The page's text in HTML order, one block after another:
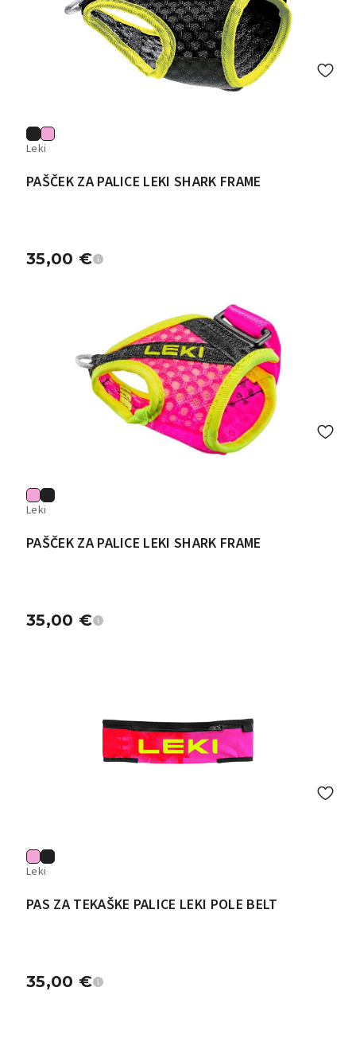
Leki
PAŠČEK ZA PALICE LEKI SHARK FRAME
35,00 €
Leki
PAŠČEK ZA PALICE LEKI SHARK FRAME
35,00 €
Leki
PAS ZA TEKAŠKE PALICE LEKI POLE BELT
35,00 €